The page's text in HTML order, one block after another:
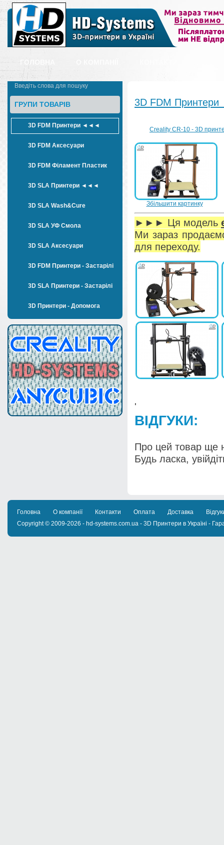
ГОЛОВНА
ГРУПИ ТОВАРІВ
3D FDM Принтери ◄◄◄
3D FDM Аксесуари
3D FDM Філамент Пластик
3D SLA Принтери ◄◄◄
3D SLA Wash&Cure
3D SLA УФ Смола
3D SLA Аксесуари
3D FDM Принтери - Застарілі
3D SLA Принтери - Застарілі
3D Принтери - Допомога
3D FDM
Creality CR-10 - 3D
Збільшити картинку
►►► Ця модель
Ми зараз
для переходу.
'
ВІДГУКИ:
Про цей товар ще
Будь ласка,
Головна О компанії Контакти Оплата Доставка
Copyright © 2009-2026 - hd-systems.com.ua - 3D Принтери в Україні -